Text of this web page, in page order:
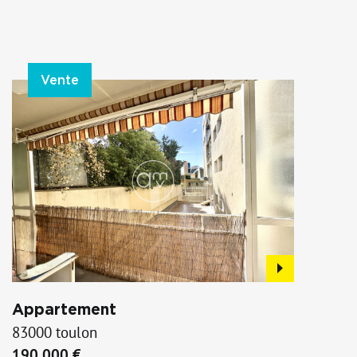
Vente
Appartement
83000 toulon